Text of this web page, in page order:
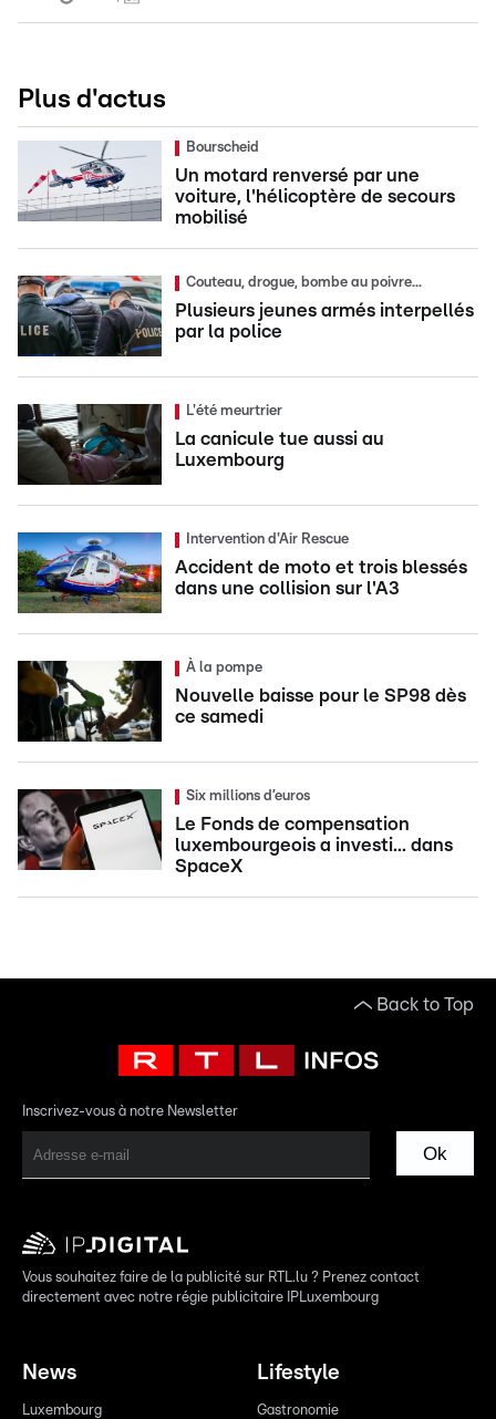
Plus d'actus
Bourscheid
Un motard renversé par une
voiture, l'hélicoptère de secours
mobilisé
Couteau, drogue, bombe au poivre...
Plusieurs jeunes armés interpellés
par la police
L'été meurtrier
La canicule tue aussi au
Luxembourg
Intervention d'Air Rescue
Accident de moto et trois blessés
dans une collision sur l'A3
À la pompe
Nouvelle baisse pour le SP98 dès
ce samedi
Six millions d’euros
Le Fonds de compensation
luxembourgeois a investi... dans
SpaceX
Back to Top
Inscrivez-vous à notre Newsletter
Ok
Vous souhaitez faire de la publicité sur RTL.lu ? Prenez contact
directement avec notre régie publicitaire IPLuxembourg
News
Luxembourg
Lifestyle
Gastronomie